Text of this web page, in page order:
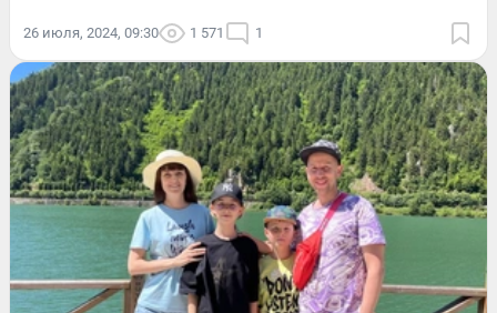
26 июля, 2024, 09:30 1 571 1